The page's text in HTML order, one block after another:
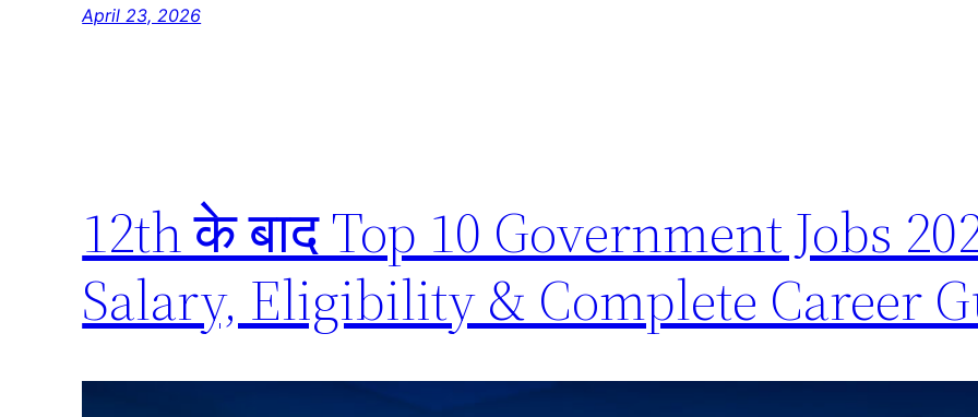
April 23, 2026
12th के बाद Top 10 Government Jobs
Salary, Eligibility & Complete Career